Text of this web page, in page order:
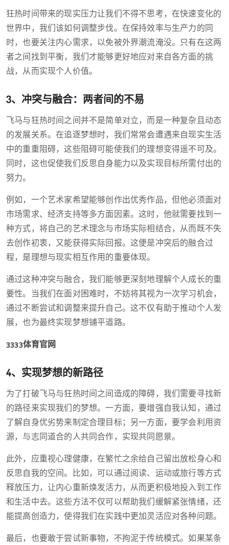
狂热时间带来的现实压力让我们不得不思考，在快速变化的
世界中，我们该如何调整步伐。在保持效率与生产力的同
时，也要关注内心需求，以免被外界潮流淹没。只有在这两
者之间找到平衡，我们才能够更好地应对来自各方面的挑
战，从而实现个人价值。
3、冲突与融合：两者间的不易
飞马与狂热时间之间并不是简单对立，而是一种复杂且动态
的发展关系。在追逐梦想时，我们常常会遭遇来自现实生活
中的重重阻碍，这些阻碍可能使我们的理想变得遥不可及。
同时，这也促使我们反思自身能力以及实现目标所需付出的
努力。
例如，一个艺术家希望能够创作出优秀作品，但他必须面对
市场需求、经济支持等多方面因素。这时，他就需要找到一
种方式，将自己的艺术理念与市场实际相结合，从而既不失
去创作初衷，又能获得实际回报。这便是冲突后的融合过
程，是理想与现实相互作用的重要体现。
通过这种冲突与融合，我们能够更深刻地理解个人成长的重
要性。当我们在面对困难时，不妨将其视为一次学习机会，
通过不断尝试和调整来提升自己。这不仅有助于推动个人发
展，也为最终实现梦想铺平道路。
3333体育官网
4、实现梦想的新路径
为了打破飞马与狂热时间之间造成的障碍，我们需要寻找新
的路径来实现我们的梦想。一方面，要增强自我认知，通过
了解自身优劣势来制定合理目标；另一方面，要学会利用资
源，与志同道合的人共同合作，实现共同愿景。
此外，应重视心理健康，在繁忙之余给自己留出放松身心和
反思自我的空间。比如，可以通过阅读、运动或旅行等方式
释放压力，让内心重新焕发活力，从而更积极地投入到工作
和生活中去。这些方法不仅可以帮助我们缓解紧张情绪，还
能提高创造力，使得我们在实践中更加灵活应对各种问题。
最后，也要敢于尝试新事物，不拘泥于传统模式。如果某条